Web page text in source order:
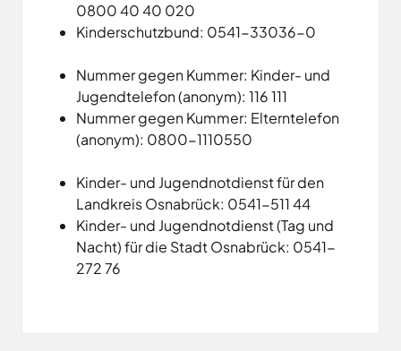
0800 40 40 020
Kinderschutzbund: 0541-33036-0
Nummer gegen Kummer: Kinder- und
Jugendtelefon (anonym): 116 111
Nummer gegen Kummer: Elterntelefon
(anonym): 0800-1110550
Kinder- und Jugendnotdienst für den
Landkreis Osnabrück: 0541-511 44
Kinder- und Jugendnotdienst (Tag und
Nacht) für die Stadt Osnabrück: 0541-
272 76